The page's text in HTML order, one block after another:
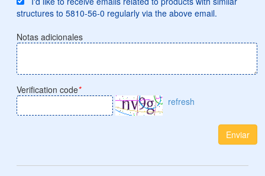
structures to 5810-56-0 regularly via the above email.
Notas adicionales
Verification code*
refresh
Enviar